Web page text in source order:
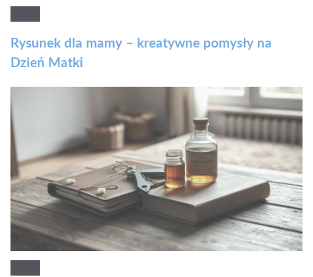
Rysunek dla mamy – kreatywne pomysły na
Dzień Matki